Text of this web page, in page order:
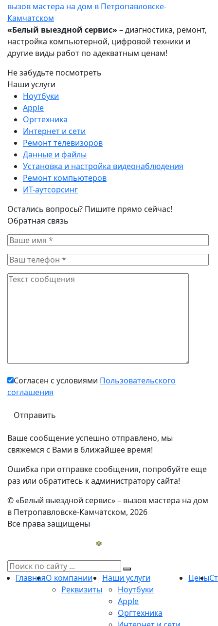
вызов мастера на дом в Петропавловске-
Камчатском
«Белый выездной сервис» – диагностика, ремонт,
настройка компьютерной, цифровой техники и
другие виды работ по адекватным ценам!
Не забудьте посмотреть
Наши услуги
Ноутбуки
Apple
Оргтехника
Интернет и сети
Ремонт телевизоров
Данные и файлы
Установка и настройка видеонаблюдения
Ремонт компьютеров
ИТ-аутсорсинг
Остались вопросы? Пишите прямо сейчас!
Обратная связь
Согласен с условиями Пользовательского
соглашения
Ваше сообщение успешно отправлено, мы
свяжемся с Вами в ближайшее время!
Ошибка при отправке сообщения, попробуйте еще
раз или обратитесь к администратору сайта!
© «Белый выездной сервис» – вызов мастера на дом
в Петропавловске-Камчатском, 2026
Все права защищены
ГлавнаяО компании
Реквизиты
Наши услуги
Ноутбуки
Apple
Оргтехника
Цены